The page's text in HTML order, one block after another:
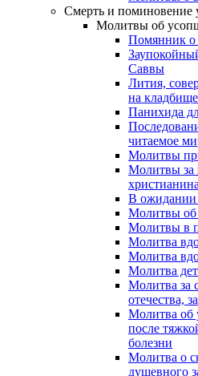
Смерть и поминовение
Молитвы об
Помянник
Саввы
Лития,
на кладбище
Панихида
читаемое
Молитвы
Молитвы за
христианина
В
Молитвы
Молитвы в
Молитва
Молитва
Молитва
Молитва за
отечества,
Молитва об
после
болезни
Молитва о
душевного